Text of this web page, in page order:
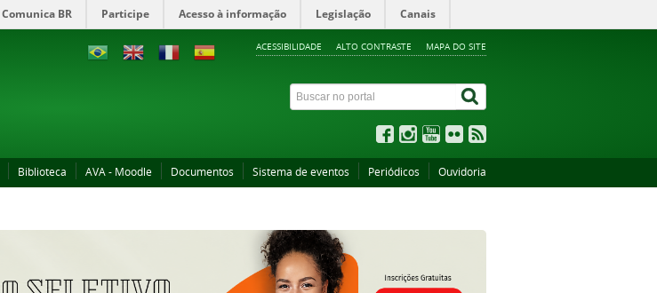
Comunica BR Participe Acesso à informação Legislação Canais
ACESSIBILIDADE ALTO CONTRASTE MAPA DO SITE
Biblioteca AVA - Moodle Documentos Sistema de eventos Periódicos Ouvidoria